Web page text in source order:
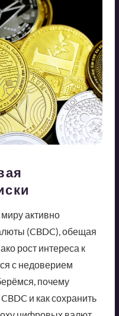
активно
(CBDC), обещая
рост интереса к
с недоверием
почему
и как сохранить